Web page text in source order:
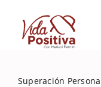
content
Superación